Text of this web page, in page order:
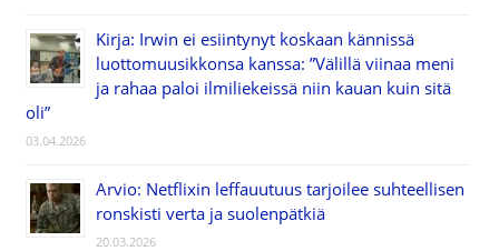
Kirja: Irwin ei esiintynyt koskaan kännissä
luottomuusikkonsa kanssa: ”Välillä viinaa meni
ja rahaa paloi ilmiliekeissä niin kauan kuin sitä
oli”
03.04.2026
Arvio: Netflixin leffauutuus tarjoilee suhteellisen
ronskisti verta ja suolenpätkiä
20.03.2026